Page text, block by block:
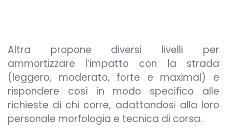
Altra propone diversi livelli per
ammortizzare l’impatto con la strada
(leggero, moderato, forte e maximal) e
rispondere così in modo specifico alle
richieste di chi corre, adattandosi alla loro
personale morfologia e tecnica di corsa.